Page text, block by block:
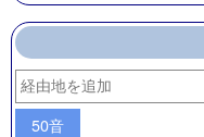
50音